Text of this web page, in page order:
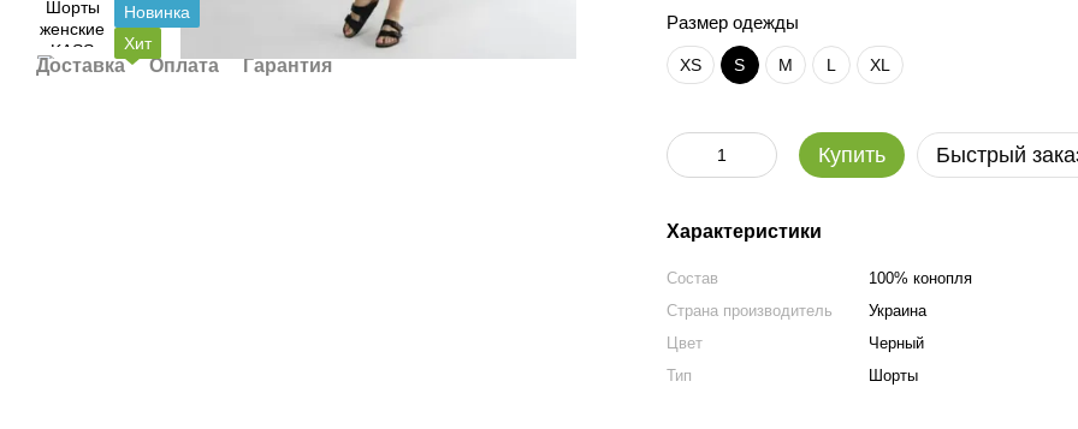
Новинка
Хит
Доставка Оплата Гарантия
Размер одежды
XS S M L XL
Купить Быстрый
Характеристики
Состав
100% конопля
Страна производитель
Украина
Цвет
Черный
Тип
Шорты